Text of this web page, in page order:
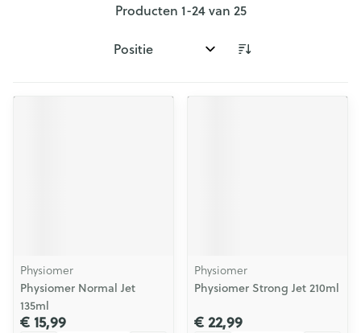
Producten 1-24van 25
Sorteer op:
Physiomer
Physiomer Normal Jet
135ml
€ 15,99
Physiomer
Physiomer Strong Jet 210ml
€ 22,99